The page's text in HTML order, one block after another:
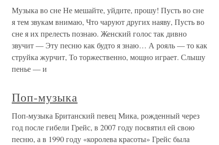
Музыка во сне Не мешайте, уйдите, прошу! Пусть во сне
я тем звукам внимаю, Что чаруют других наяву, Пусть во
сне я их прелесть познаю. Женский голос так дивно
звучит — Эту песню как будто я знаю… А рояль — то как
струйка журчит, То торжественно, мощно играет. Слышу
пенье — и
Поп-музыка
Поп-музыка Британский певец Мика, рожденный через
год после гибели Грейс, в 2007 году посвятил ей свою
песню, а в 1990 году «королева красоты» Грейс была